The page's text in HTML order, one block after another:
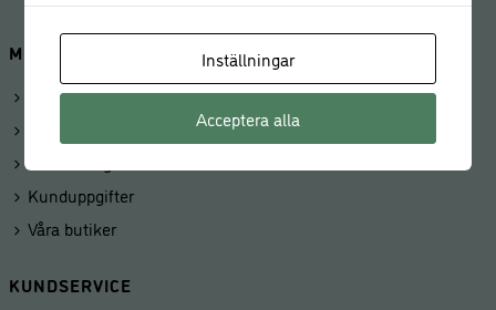
MINA SIDOR
Logga in
Kunduppgifter
Våra butiker
KUNDSERVICE
Inställningar
Acceptera alla